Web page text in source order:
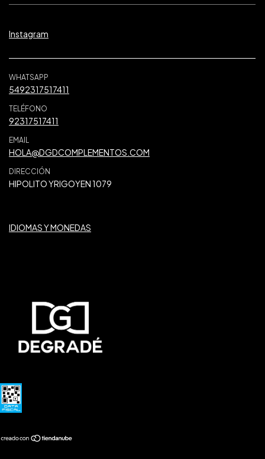
Instagram
WHATSAPP
5492317517411
TELÉFONO
92317517411
EMAIL
HOLA@DGDCOMPLEMENTOS.COM
DIRECCIÓN
HIPOLITO YRIGOYEN 1079
IDIOMAS Y MONEDAS